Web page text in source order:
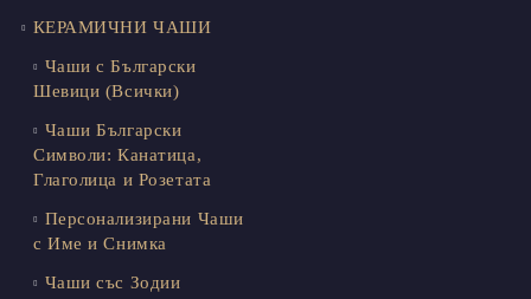
КЕРАМИЧНИ ЧАШИ
Чаши с Български
Шевици (Всички)
Чаши Български
Символи: Канатица,
Глаголица и Розетата
Персонализирани Чаши
с Име и Снимка
Чаши със Зодии